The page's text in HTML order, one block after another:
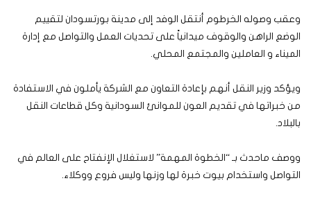
وعقب وصوله الخرطوم أنتقل الوفد إلى مدينة بورتسودان لتقييم
الوضع الراهن والوقوف ميدانياً على تحديات العمل والتواصل مع إدارة
الميناء و العاملين والمجتمع المحلي.
ويؤكد وزير النقل أنهم بإعادة التعاون مع الشركة يأملون في الاستفادة
من خبراتها في تقديم العون للموانئ السودانية وكل قطاعات النقل
بالبلاد.
ووصف ماحدث بـ “الخطوة المهمة” لاستغلال الإنفتاح على العالم في
التواصل واستخدام بيوت خبرة لها وزنها وليس فروع ووكلاء.